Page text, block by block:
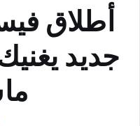
أطلاق
جديد